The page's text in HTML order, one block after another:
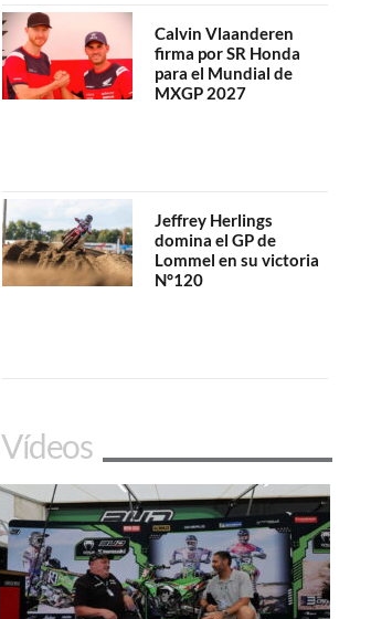
Calvin Vlaanderen
firma por SR Honda
para el Mundial de
MXGP 2027
Jeffrey Herlings
domina el GP de
Lommel en su victoria
N°120
Vídeos